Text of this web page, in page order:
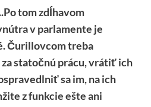
tom zdĺhavom
v parlamente je
Čurillovcom treba
statočnú prácu, vrátiť ich
sa im, na ich
z funkcie ešte ani